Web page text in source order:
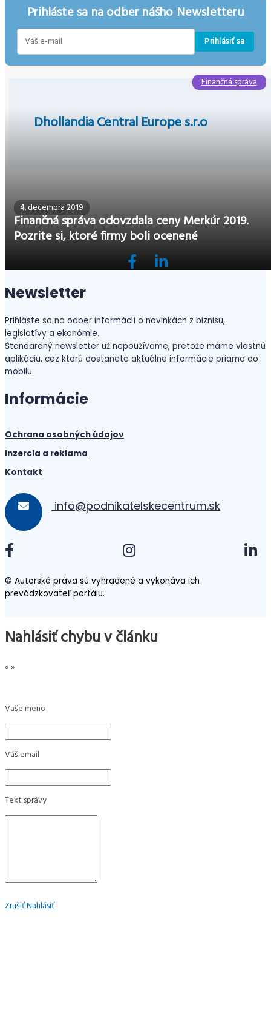
Prihláste sa na odber nášho Newsletteru
Prihlásiť sa
Dhollandia Central Europe s.r.o
4. decembra 2019
Finančná správa odovzdala ceny Merkúr 2019.
Pozrite si, ktoré firmy boli ocenené
Finančná správa
Newsletter
Prihláste sa na odber informácií o novinkách z biznisu,
legislatívy a ekonómie.
Štandardný newsletter už nepoužívame, pretože máme vlastnú
aplikáciu, cez ktorú dostanete aktuálne informácie priamo do
mobilu.
Informácie
Ochrana osobných údajov
Inzercia a reklama
Kontakt
info@podnikatelskecentrum.sk
© Autorské práva sú vyhradené a vykonáva ich
prevádzkovateľ portálu.
Nahlásiť chybu v článku
«»
Vaše meno
Váš email
Text správy
ZrušiťNahlásiť